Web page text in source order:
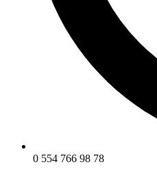
0 554 766 98 78